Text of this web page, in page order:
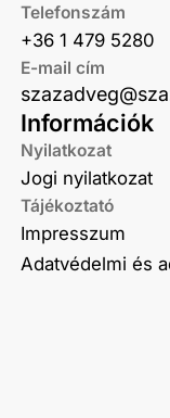
Információk
Nyilatkozat
Jogi nyilatkozat
Tájékoztató
Impresszum
Adatvédelmi és
Telefonszám
+36 1 479 5280
E-mail cím